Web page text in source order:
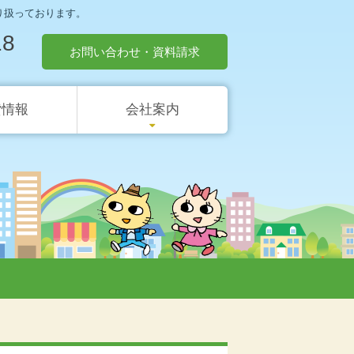
っております。
お問い合わせ・資料請求
報 会社案内